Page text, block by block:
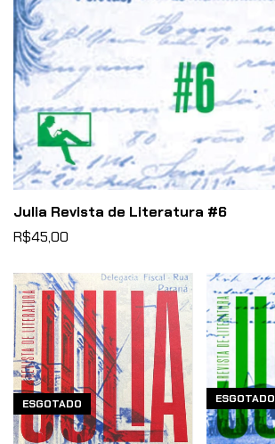
Julia Revista de Literatura #6
R$45,00
ESGOTADO ESGOTADO